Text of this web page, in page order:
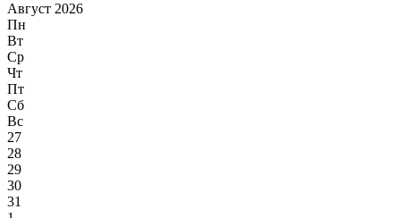
Август 2026
Пн
Вт
Ср
Чт
Пт
Сб
Вс
27
28
29
30
31